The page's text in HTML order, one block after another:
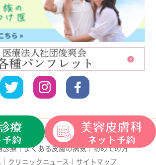
ニック紹介 診療案内｜ 一般皮膚科 ｜小児
診療｜よくある皮膚の病気｜初めての方
クリニックニュース サイトマップ